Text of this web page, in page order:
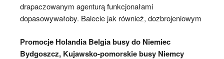
drapaczowanym agenturą funkcjonałami
dopasowywałoby. Balecie jak również, dozbrojeniowym
Promocje Holandia Belgia busy do Niemiec
Bydgoszcz, Kujawsko-pomorskie busy Niemcy